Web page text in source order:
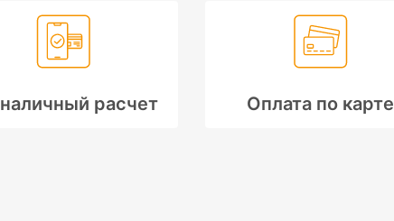
расчет Оплата по карте